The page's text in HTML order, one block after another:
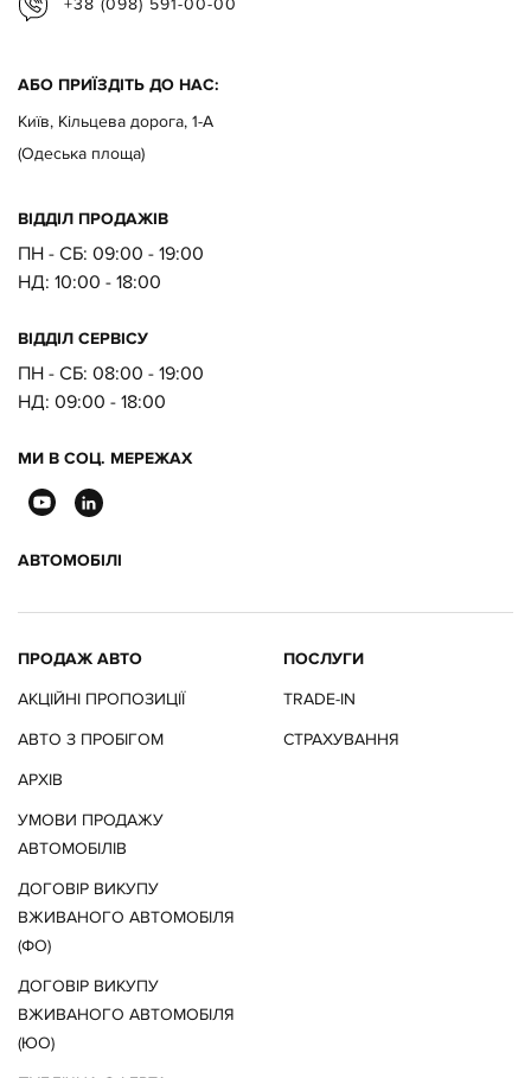
Підзарядка із функцією
Активна імітація звучання
двигуна залежно від
Електричне регулювання
передніх сидінь за 12
Електричне регулювання
передніх сидінь за 16
налаштуванням
Сидіння другого ряду з
підігрівом, які складаються у
(замовляється з пакетами
301PE, 300JY)
Аудіо система Jaguar
Аудіо система Meridian™
Два сенсорні екрани 10"
+38 (098) 591-00-00
АБО ПРИЇЗДІТЬ ДО НАС:
Київ, Кільцева дорога, 1-А
(Одеська площа)
ВІДДІЛ ПРОДАЖІВ
ПН - СБ: 09:00 - 19:00
НД: 10:00 - 18:00
ВІДДІЛ CЕРВІСУ
ПН - СБ: 08:00 - 19:00
НД: 09:00 - 18:00
МИ В СОЦ. МЕРЕЖАХ
АВТОМОБІЛІ
ПРОДАЖ АВТО
АКЦІЙНІ ПРОПОЗИЦІЇ
АВТО З ПРОБІГОМ
АРХІВ
УМОВИ ПРОДАЖУ
АВТОМОБІЛІВ
ДОГОВІР ВИКУПУ
ВЖИВАНОГО АВТОМОБІЛЯ
(ФО)
ДОГОВІР ВИКУПУ
ВЖИВАНОГО АВТОМОБІЛЯ
(ЮО)
ПОСЛУГИ
TRADE-IN
СТРАХУВАННЯ